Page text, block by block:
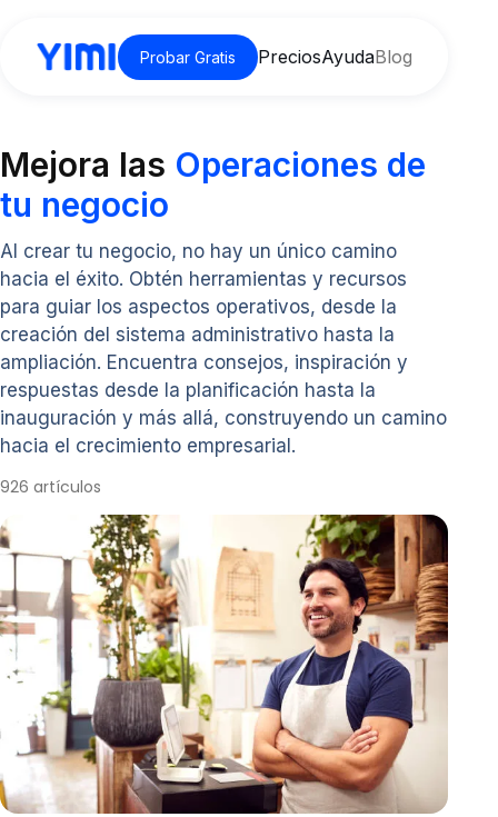
Probar Gratis PreciosAyudaBlog
Mejora las Operaciones de
tu negocio
Al crear tu negocio, no hay un único camino
hacia el éxito. Obtén herramientas y recursos
para guiar los aspectos operativos, desde la
creación del sistema administrativo hasta la
ampliación. Encuentra consejos, inspiración y
respuestas desde la planificación hasta la
inauguración y más allá, construyendo un camino
hacia el crecimiento empresarial.
926 artículos